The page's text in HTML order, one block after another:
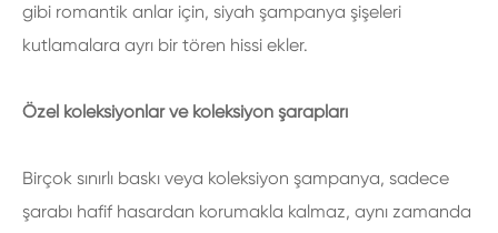
gibi romantik anlar için, siyah şampanya şişeleri
kutlamalara ayrı bir tören hissi ekler.
Özel koleksiyonlar ve koleksiyon şarapları
Birçok sınırlı baskı veya koleksiyon şampanya, sadece
şarabı hafif hasardan korumakla kalmaz, aynı zamanda